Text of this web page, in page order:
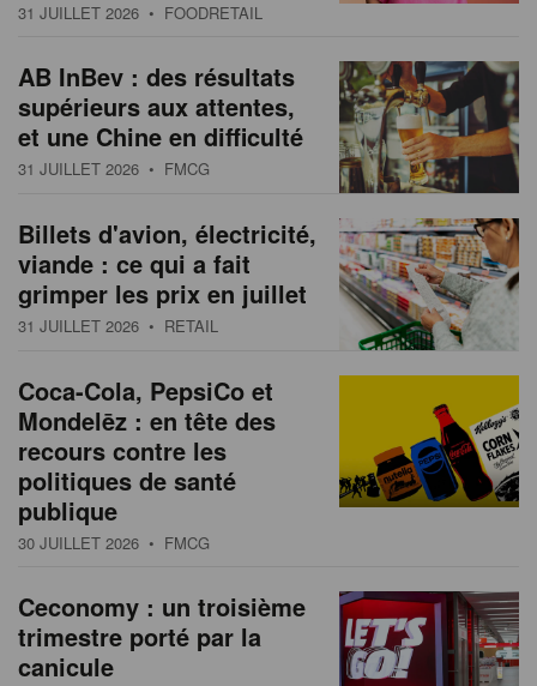
31 JUILLET 2026 • FOODRETAIL
AB InBev : des résultats
supérieurs aux attentes,
et une Chine en difficulté
31 JUILLET 2026 • FMCG
Billets d'avion, électricité,
viande : ce qui a fait
grimper les prix en juillet
31 JUILLET 2026 • RETAIL
Coca-Cola, PepsiCo et
Mondelēz : en tête des
recours contre les
politiques de santé
publique
30 JUILLET 2026 • FMCG
Ceconomy : un troisième
trimestre porté par la
canicule